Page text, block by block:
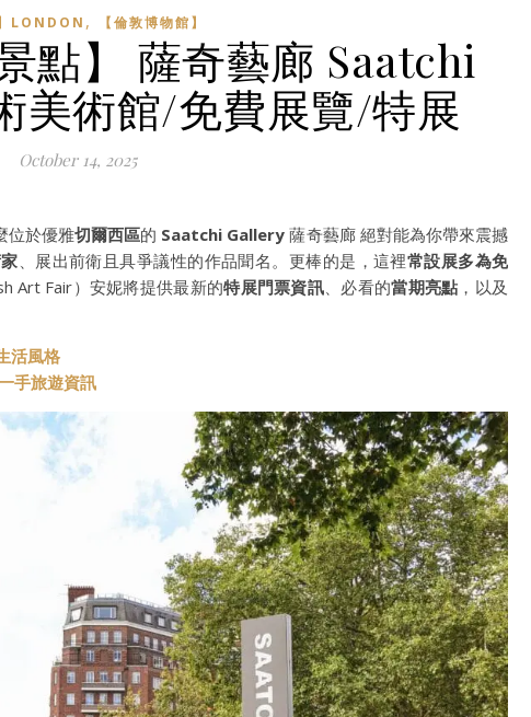
LONDON , 【倫敦博物館】
點】 薩奇藝廊 Saatchi
美術館/免費展覽/特展
October 14, 2025
位於優雅切爾西區的 Saatchi Gallery 薩奇藝廊 絕對能為你帶來震撼
、展出前衛且具爭議性的作品聞名。更棒的是，這裡常設展多為免
Art Fair）安妮將提供最新的特展門票資訊 、必看的當期亮點 ，以及
活風格
手旅遊資訊